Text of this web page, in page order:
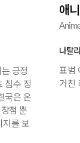
긍정
침수 징
국은 온
점 뿐
지를 보
애
나탈
표범
거친